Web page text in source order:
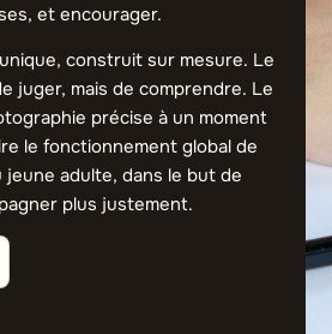
et encourager.
construit sur mesure. Le
juger, mais de comprendre. Le
précise à un moment
le fonctionnement global de
jeune adulte, dans le but de
plus justement.